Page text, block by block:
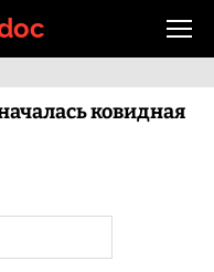
ковидная